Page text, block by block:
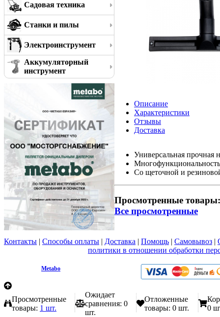
Садовая техника
Станки и пилы
Электроинструмент
Аккумуляторный
инструмент
Описание
Характеристики
Отзывы
Доставка
Универсальная прочная
Со щеточной и
Просмотренные товары:
Все просмотренные
Контакты | Способы оплаты | Доставка | Помощь | Самовывоз |
политики в отношении обработки
Metabo
Просмотренные
товары: 1 шт.
Ожидает
сравнения: 0
шт.
Отложенные
товары: 0 шт.
0